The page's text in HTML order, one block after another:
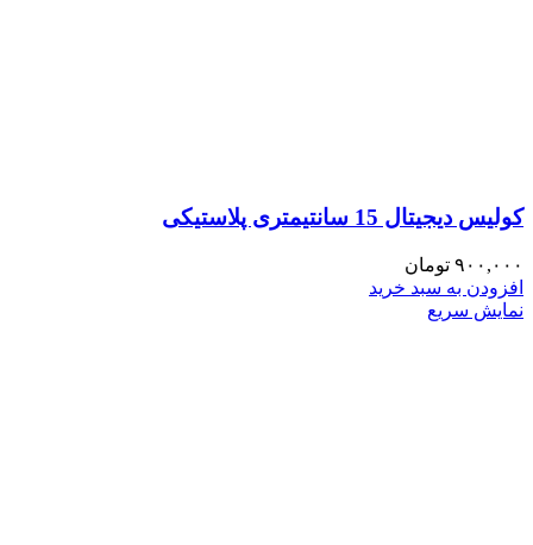
کولیس دیجیتال 15 سانتیمتری پلاستیکی
۹۰۰,۰۰۰ تومان
افزودن به سبد خرید
نمایش سریع